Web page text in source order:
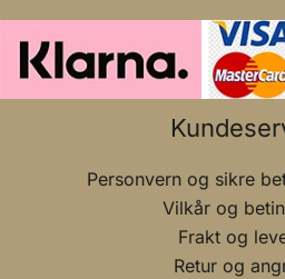
Personvern og sikre
Vilkår og
Frakt og
Retur og